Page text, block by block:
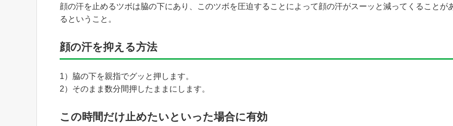
顔の汗を止めるツボは脇の下にあり、このツボを圧迫することによって顔の汗がスーッと減ってくることが
るということ。
顔の汗を抑える方法
1）脇の下を親指でグッと押します。
2）そのまま数分間押したままにします。
この時間だけ止めたいといった場合に有効